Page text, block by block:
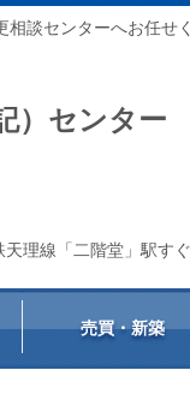
相談センターへお任せ
）センター
理線「二階堂」駅す
売買・新築